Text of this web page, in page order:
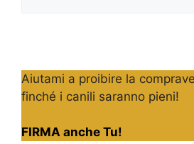
Aiutami a proibire la
finché i canili saranno pieni!
FIRMA anche Tu!